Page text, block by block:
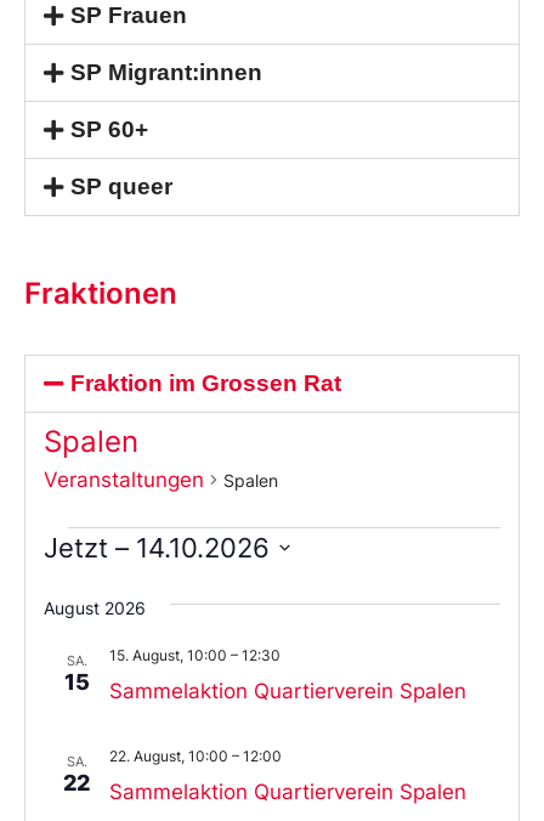
SP Frauen
SP Migrant:innen
SP 60+
SP queer
Fraktionen
Fraktion im Grossen Rat
Spalen
Veranstaltungen Spalen
Jetzt – 14.10.2026
Sie
das
aus.
August 2026
SA.
15 Sammelaktion Quartierverein Spalen
15. August, 10:00 – 12:30
SA.
22 Sammelaktion Quartierverein Spalen
22. August, 10:00 – 12:00